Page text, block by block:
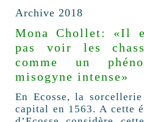
Archive 2018
Mona Chollet: «Il
pas voir les
comme un
misogyne intense»
En Ecosse, la
capital en 1563. A cette